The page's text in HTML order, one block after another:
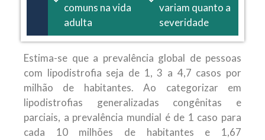
comuns na vida
adulta
variam quanto a
severidade
Estima-se que a prevalência global de pessoas
com lipodistrofia seja de 1, 3 a 4,7 casos por
milhão de habitantes. Ao categorizar em
lipodistrofias generalizadas congênitas e
parciais, a prevalência mundial é de 1 caso para
cada 10 milhões de habitantes e 1,67